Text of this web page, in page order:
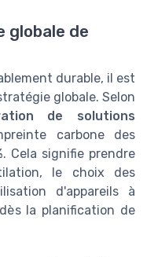
globale de
durable, il est
globale. Selon
de solutions
carbone des
. Cela signifie prendre
le choix des
d'appareils à
la planification de